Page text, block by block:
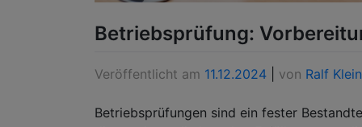
Betriebsprüfung:
Veröffentlicht am 11.12.2024 von Ralf Klein
Betriebsprüfungen sind ein fester